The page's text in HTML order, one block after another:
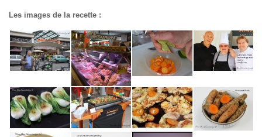
Les images de la recette :